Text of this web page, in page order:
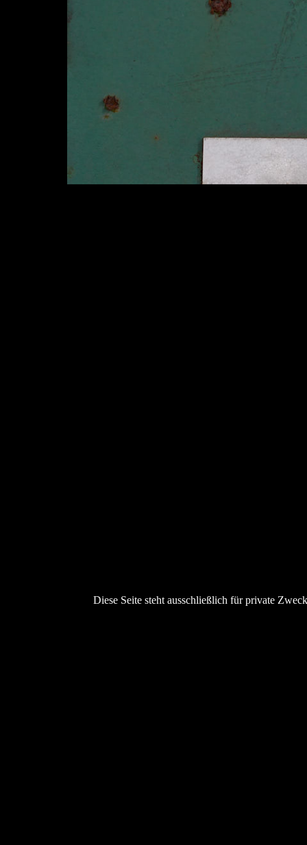
Diese Seite steht ausschließlich für private